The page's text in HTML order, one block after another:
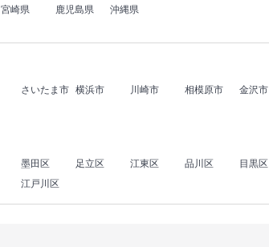
宮崎県
鹿児島県 沖縄県
さいたま市 横浜市 川崎市 相模原市 金沢市
墨田区 足立区 江東区 品川区 目黒区
江戸川区